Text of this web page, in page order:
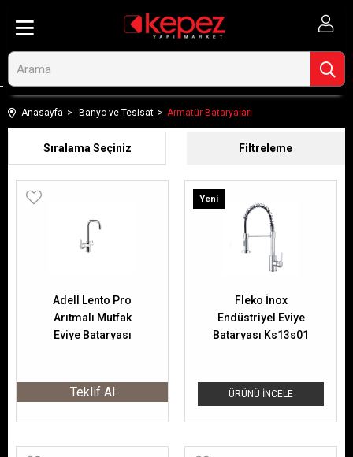
Anasayfa Banyo ve Tesisat Armatür Bataryaları
Filtreleme
Sıralama
Adell Lento Pro
Arıtmalı Mutfak
Eviye Bataryası
Teklif Al ÜRÜNÜ İNCELE
Fleko İnox
Endüstriyel Eviye
Bataryası Ks13s01
Yeni